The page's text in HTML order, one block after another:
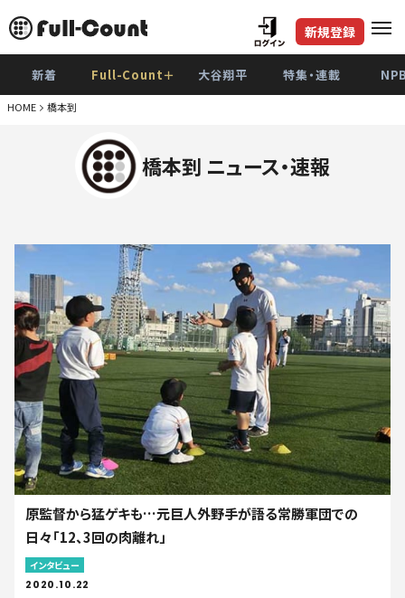
新規登録
新着 Full-Count＋ 大谷翔平 特集・連載
HOME 橋本到
橋本到 ニュース・速報
原監督から猛ゲキも…元巨人外野手が語る常勝軍団での
日々「12、3回の肉離れ」
インタビュー
2020.10.22